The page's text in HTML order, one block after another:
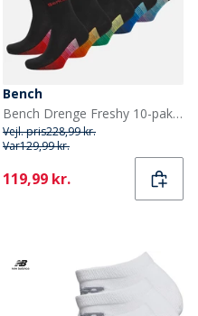
Bench
Bench Drenge Freshy 10-pak Sokker Sort/Multi
Vejl. pris228,99 kr.
Var129,99 kr.
Current
119,99 kr.